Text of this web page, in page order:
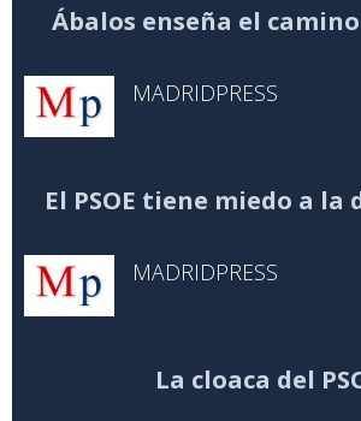
Ábalos enseña el
MADRIDPRESS
El PSOE tiene miedo a la
MADRIDPRESS
La cloaca del